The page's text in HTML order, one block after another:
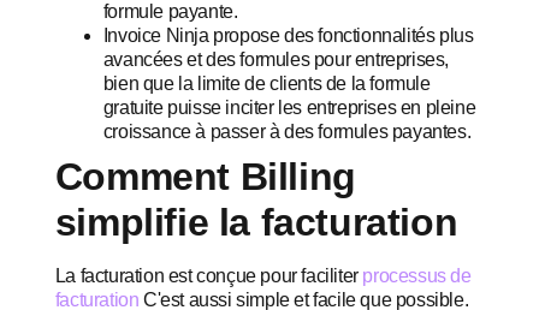
formule payante.
Invoice Ninja propose des fonctionnalités plus
avancées et des formules pour entreprises,
bien que la limite de clients de la formule
gratuite puisse inciter les entreprises en pleine
croissance à passer à des formules payantes.
Comment Billing
simplifie la facturation
La facturation est conçue pour faciliter processus de
facturation C'est aussi simple et facile que possible.